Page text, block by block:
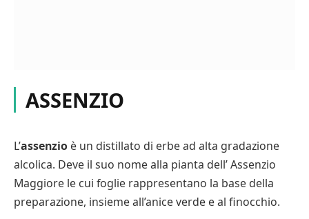
ASSENZIO
L’assenzio è un distillato di erbe ad alta gradazione
alcolica. Deve il suo nome alla pianta dell’ Assenzio
Maggiore le cui foglie rappresentano la base della
preparazione, insieme all’anice verde e al finocchio.